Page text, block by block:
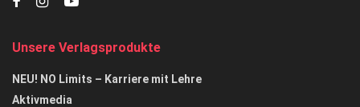
Unsere Verlagsprodukte
NEU! NO Limits – Karriere mit Lehre
Aktivmedia